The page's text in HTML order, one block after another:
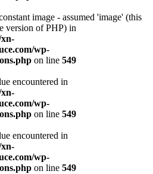
image - assumed 'image' (this
version of PHP) in
xn-
wp-
on line 549
encountered in
xn-
wp-
on line 549
encountered in
xn-
wp-
on line 549